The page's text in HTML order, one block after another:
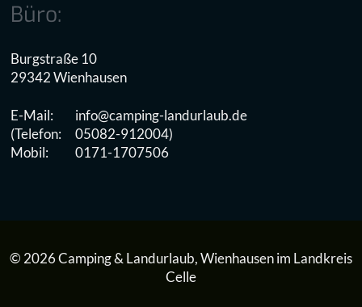
Büro:
Burgstraße 10
29342 Wienhausen
E-Mail:
info@camping-landurlaub.de
(Telefon:
05082-912004)
Mobil:
0171-1707506
© 2026 Camping & Landurlaub, Wienhausen im Landkreis
Celle